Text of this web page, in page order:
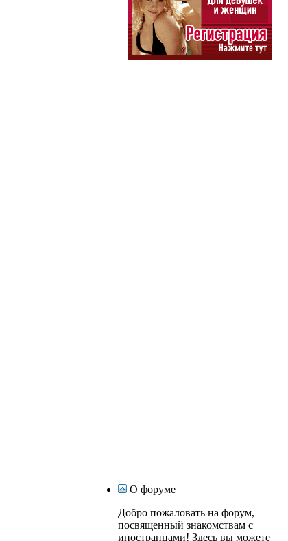
О форуме
Добро пожаловать на форум,
посвященный знакомствам с
иностранцами! Здесь вы можете